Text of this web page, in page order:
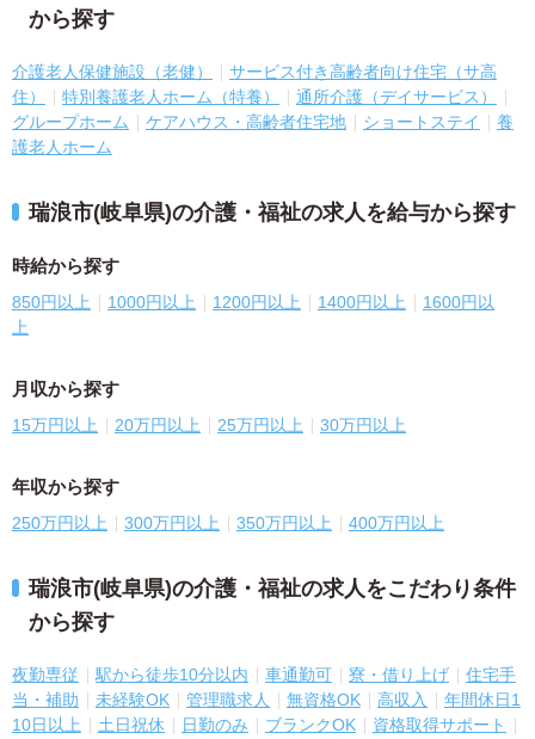
から探す
介護老人保健施設（老健）
サービス付き高齢者向け住宅（サ高
住）
特別養護老人ホーム（特養）
通所介護（デイサービス）
グループホーム
ケアハウス・高齢者住宅地 ショートステイ
養
護老人ホーム
瑞浪市(岐阜県)の介護・福祉の求人を給与から探す
時給から探す
850円以上 1000円以上 1200円以上 1400円以上
1600円以
上
月収から探す
15万円以上 20万円以上 25万円以上 30万円以上
年収から探す
250万円以上 300万円以上 350万円以上 400万円以上
瑞浪市(岐阜県)の介護・福祉の求人をこだわり条件
から探す
夜勤専従 駅から徒歩10分以内 車通勤可 寮・借り上げ
住宅手
当・補助
未経験OK 管理職求人 無資格OK 高収入
年間休日1
10日以上
土日祝休 日勤のみ ブランクOK
資格取得サポート